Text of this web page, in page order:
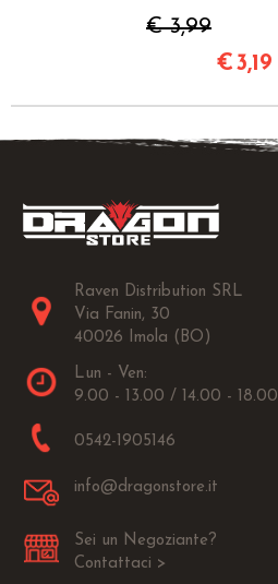
€ 3,99
€3,19
Raven Distribution SRL
Via Fanin, 30
40026 Imola (BO)
Lun - Ven:
9.00 - 13.00 / 14.00 - 18.00
0542-1905146
info@dragonstore.it
Sei un Negoziante?
Contattaci >